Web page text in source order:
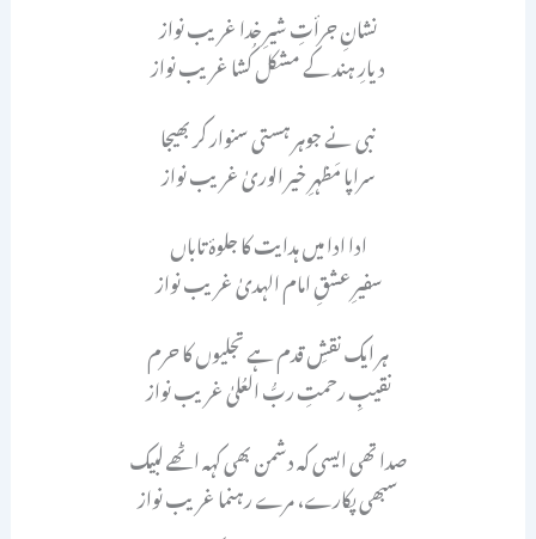
نشانِ جرأتِ شیرِ خدا غریب نواز
دیارِ ہند کے مشکل کُشا غریب نواز
نبی نے جوہر ہستی سنوار کر بھیجا
سراپا مَظہرِ خیر الوریٰ غریب نواز
ادا ادا میں ہدایت کا جلوۂ تاباں
سفیرِ عشقِ امام الہدیٰ غریب نواز
ہر ایک نقشِ قدم ہے تجلیوں کا حرم
نقیبِ رحمتِ ربُّ العُلیٰ غریب نواز
صدا تھی ایسی کہ دشمن بھی کہہ اٹھے لبیک
سبھی پکارے، مرے رہنما غریب نواز